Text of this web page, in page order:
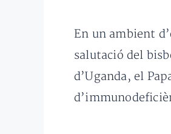
En un ambient
salutació del
d’Uganda, el